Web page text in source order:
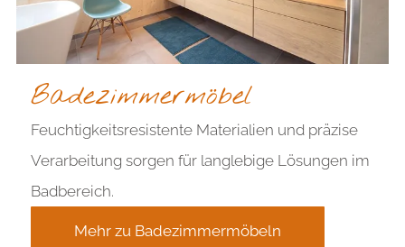
Badezimmermöbel
Feuchtigkeitsresistente Materialien und präzise
Verarbeitung sorgen für langlebige Lösungen im
Badbereich.
Mehr zu Badezimmermöbeln